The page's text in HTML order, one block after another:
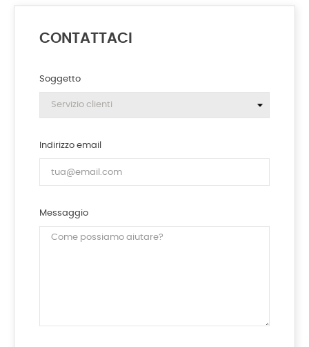
CONTATTACI
Soggetto
Indirizzo email
Messaggio